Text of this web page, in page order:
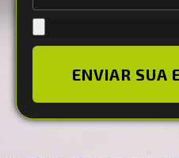
ENVIAR SUA